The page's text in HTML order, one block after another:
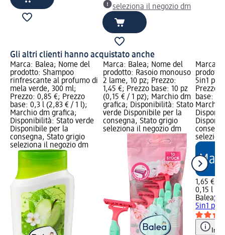
seleziona il negozio dm
Gli altri clienti hanno acquistato anche
Marca: Balea; Nome del
prodotto: Shampoo
rinfrescante al profumo di
mela verde, 300 ml;
Prezzo: 0,85 €; Prezzo
base: 0,3 l (2,83 € / 1 l);
Marchio dm grafica;
Disponibilità: Stato verde
Disponibile per la
consegna, Stato grigio
seleziona il negozio dm
Marca: Balea; Nome del
prodotto: Rasoio monouso
2 lame, 10 pz; Prezzo:
1,45 €; Prezzo base: 10 pz
(0,15 € / 1 pz); Marchio dm
grafica; Disponibilità: Stato
verde Disponibile per la
consegna, Stato grigio
seleziona il negozio dm
Marca:
5in1 per
Prezzo:
base:
Marchio
1,65 €
0,15 l
Balea
5in1 per